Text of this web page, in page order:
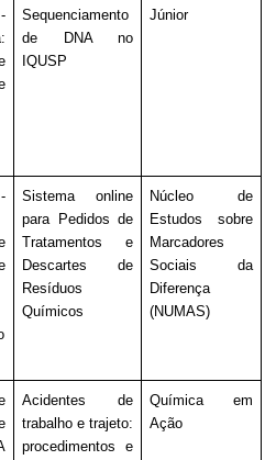
Sequenciamento
de DNA no
IQUSP
Júnior
Sistema online
para Pedidos de
Tratamentos e
Descartes de
Resíduos
Químicos
Núcleo de
Estudos sobre
Marcadores
Sociais da
Diferença
(NUMAS)
Acidentes de
trabalho e trajeto:
procedimentos e
Química em
Ação